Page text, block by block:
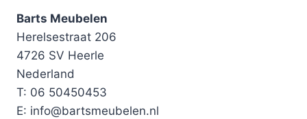
Barts Meubelen
Herelsestraat 206
4726 SV Heerle
Nederland
T: 06 50450453
E: info@bartsmeubelen.nl